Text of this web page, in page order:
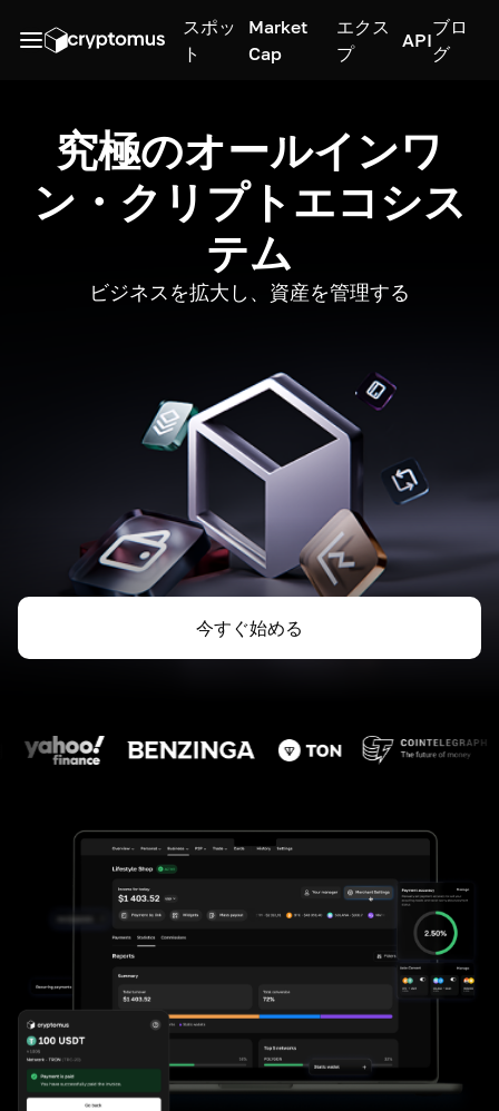
スポッ
ト
Market
Cap
エクス
プ
API
ブロ
グ
究極のオールインワ
ン・クリプトエコシス
テム
ビジネスを拡大し、資産を管理する
今すぐ始める